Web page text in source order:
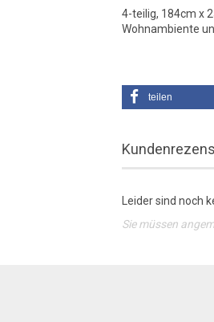
4-teilig, 184cm x
Wohnambiente
teilen
Leider sind noch
Sie müssen